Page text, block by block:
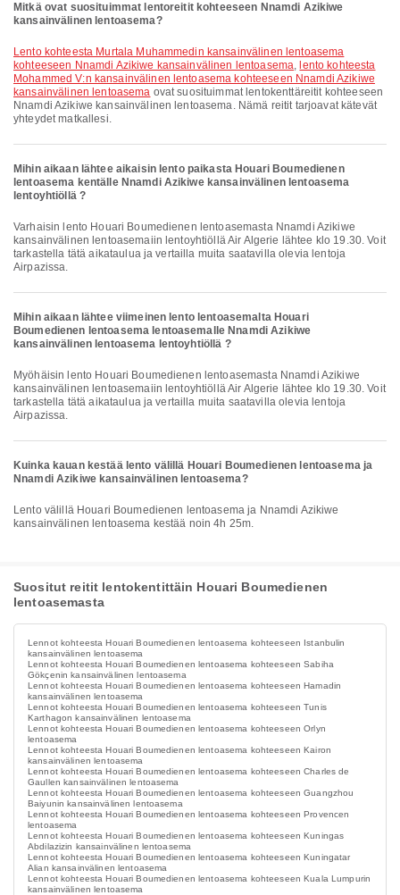
Mitkä ovat suosituimmat lentoreitit kohteeseen Nnamdi Azikiwe
kansainvälinen lentoasema?
lento kohteesta Murtala Muhammedin kansainvälinen lentoasema
kohteeseen Nnamdi Azikiwe kansainvälinen lentoasema, lento kohteesta
Mohammed V:n kansainvälinen lentoasema kohteeseen Nnamdi Azikiwe
kansainvälinen lentoasema ovat suosituimmat lentokenttäreitit kohteeseen
Nnamdi Azikiwe kansainvälinen lentoasema. Nämä reitit tarjoavat kätevät
yhteydet matkallesi.
Mihin aikaan lähtee aikaisin lento paikasta Houari Boumedienen
lentoasema kentälle Nnamdi Azikiwe kansainvälinen lentoasema
lentoyhtiöllä ?
Varhaisin lento Houari Boumedienen lentoasemasta Nnamdi Azikiwe
kansainvälinen lentoasemaiin lentoyhtiöllä Air Algerie lähtee klo 19.30. Voit
tarkastella tätä aikataulua ja vertailla muita saatavilla olevia lentoja
Airpazissa.
Mihin aikaan lähtee viimeinen lento lentoasemalta Houari
Boumedienen lentoasema lentoasemalle Nnamdi Azikiwe
kansainvälinen lentoasema lentoyhtiöllä ?
Myöhäisin lento Houari Boumedienen lentoasemasta Nnamdi Azikiwe
kansainvälinen lentoasemaiin lentoyhtiöllä Air Algerie lähtee klo 19.30. Voit
tarkastella tätä aikataulua ja vertailla muita saatavilla olevia lentoja
Airpazissa.
Kuinka kauan kestää lento välillä Houari Boumedienen lentoasema ja
Nnamdi Azikiwe kansainvälinen lentoasema?
Lento välillä Houari Boumedienen lentoasema ja Nnamdi Azikiwe
kansainvälinen lentoasema kestää noin 4h 25m.
Suositut reitit lentokentittäin Houari Boumedienen
lentoasemasta
Lennot kohteesta Houari Boumedienen lentoasema kohteeseen Istanbulin
kansainvälinen lentoasema
Lennot kohteesta Houari Boumedienen lentoasema kohteeseen Sabiha
Gökçenin kansainvälinen lentoasema
Lennot kohteesta Houari Boumedienen lentoasema kohteeseen Hamadin
kansainvälinen lentoasema
Lennot kohteesta Houari Boumedienen lentoasema kohteeseen Tunis
Karthagon kansainvälinen lentoasema
Lennot kohteesta Houari Boumedienen lentoasema kohteeseen Orlyn
lentoasema
Lennot kohteesta Houari Boumedienen lentoasema kohteeseen Kairon
kansainvälinen lentoasema
Lennot kohteesta Houari Boumedienen lentoasema kohteeseen Charles de
Gaullen kansainvälinen lentoasema
Lennot kohteesta Houari Boumedienen lentoasema kohteeseen Guangzhou
Baiyunin kansainvälinen lentoasema
Lennot kohteesta Houari Boumedienen lentoasema kohteeseen Provencen
lentoasema
Lennot kohteesta Houari Boumedienen lentoasema kohteeseen Kuningas
Abdilazizin kansainvälinen lentoasema
Lennot kohteesta Houari Boumedienen lentoasema kohteeseen Kuningatar
Alian kansainvälinen lentoasema
Lennot kohteesta Houari Boumedienen lentoasema kohteeseen Kuala Lumpurin
kansainvälinen lentoasema